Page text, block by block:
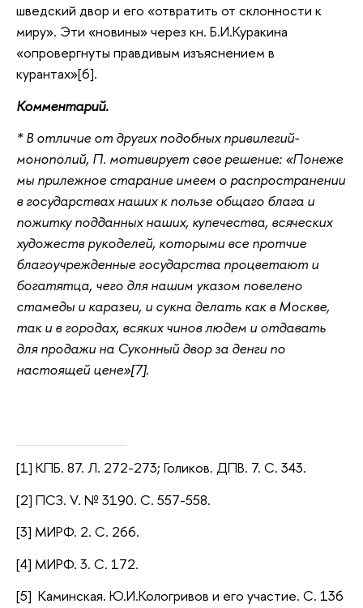
шведский двор и его «отвратить от склонности к
миру». Эти «новины» через кн. Б.И.Куракина
«опровергнуты правдивым изъяснением в
курантах»[6].
Комментарий.
* В отличие от других подобных привилегий-
монополий, П. мотивирует свое решение: «Понеже
мы прилежное старание имеем о распространении
в государствах наших к пользе общаго блага и
пожитку подданных наших, купечества, всяческих
художеств рукоделей, которыми все протчие
благоучрежденные государства процветают и
богатятца, чего для нашим указом повелено
стамеды и каразеи, и сукна делать как в Москве,
так и в городах, всяких чинов людем и отдавать
для продажи на Суконный двор за денги по
настоящей цене»[7].
[1] КПБ. 87. Л. 272-273; Голиков. ДПВ. 7. С. 343.
[2] ПСЗ. V. № 3190. С. 557-558.
[3] МИРФ. 2. С. 266.
[4] МИРФ. 3. С. 172.
[5] Каминская. Ю.И.Кологривов и его участие. С. 136